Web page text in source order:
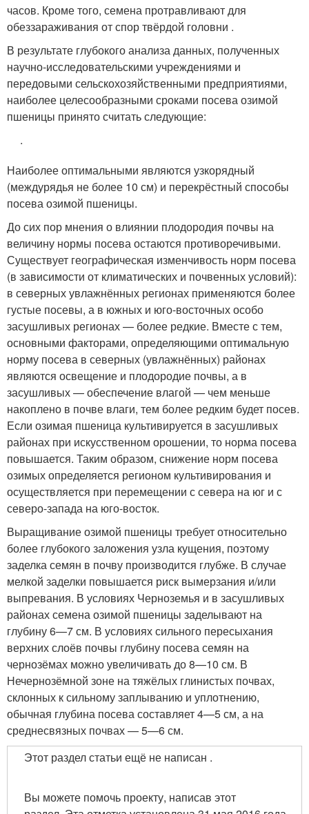
часов. Кроме того, семена протравливают для
обеззараживания от спор твёрдой головни .
В результате глубокого анализа данных, полученных
научно-исследовательскими учреждениями и
передовыми сельскохозяйственными предприятиями,
наиболее целесообразными сроками посева озимой
пшеницы принято считать следующие:
.
Наиболее оптимальными являются узкорядный
(междурядья не более 10 см) и перекрёстный способы
посева озимой пшеницы.
До сих пор мнения о влиянии плодородия почвы на
величину нормы посева остаются противоречивыми.
Существует географическая изменчивость норм посева
(в зависимости от климатических и почвенных условий):
в северных увлажнённых регионах применяются более
густые посевы, а в южных и юго-восточных особо
засушливых регионах — более редкие. Вместе с тем,
основными факторами, определяющими оптимальную
норму посева в северных (увлажнённых) районах
являются освещение и плодородие почвы, а в
засушливых — обеспечение влагой — чем меньше
накоплено в почве влаги, тем более редким будет посев.
Если озимая пшеница культивируется в засушливых
районах при искусственном орошении, то норма посева
повышается. Таким образом, снижение норм посева
озимых определяется регионом культивирования и
осуществляется при перемещении с севера на юг и с
северо-запада на юго-восток.
Выращивание озимой пшеницы требует относительно
более глубокого заложения узла кущения, поэтому
заделка семян в почву производится глубже. В случае
мелкой заделки повышается риск вымерзания и/или
выпревания. В условиях Черноземья и в засушливых
районах семена озимой пшеницы заделывают на
глубину 6—7 см. В условиях сильного пересыхания
верхних слоёв почвы глубину посева семян на
чернозёмах можно увеличивать до 8—10 см. В
Нечернозёмной зоне на тяжёлых глинистых почвах,
склонных к сильному заплыванию и уплотнению,
обычная глубина посева составляет 4—5 см, а на
среднесвязных почвах — 5—6 см.
Этот раздел статьи ещё не написан .
Вы можете помочь проекту, написав этот